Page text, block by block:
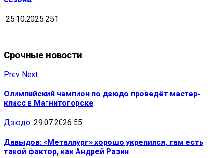
25.10.2025 251
Срочные новости
Prev Next
Олимпийский чемпион по дзюдо проведёт мастер-
класс в Магнитогорске
Дзюдо 29.07.2026 55
Давыдов: «Металлург» хорошо укрепился, там есть
такой фактор, как Андрей Разин